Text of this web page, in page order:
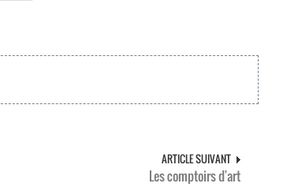
ARTICLE SUIVANT
Les comptoirs d'art